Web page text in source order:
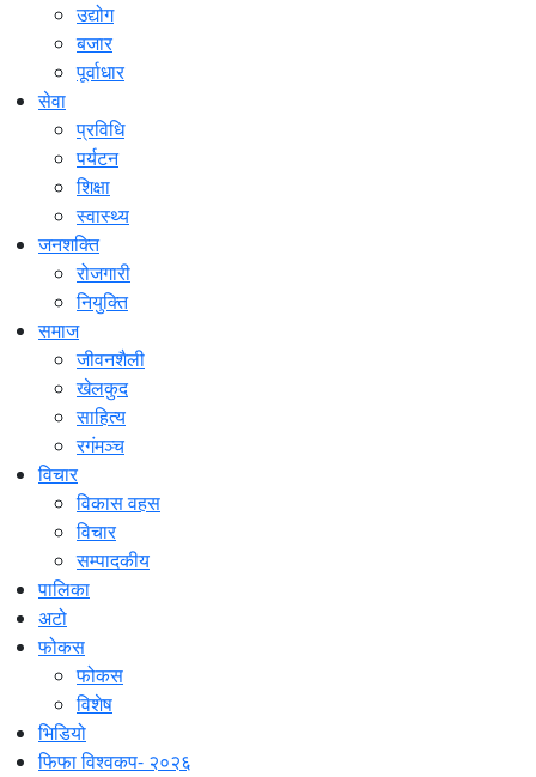
उद्योग
बजार
पूर्वाधार
सेवा
प्रविधि
पर्यटन
शिक्षा
स्वास्थ्य
जनशक्ति
रोजगारी
नियुक्ति
समाज
जीवनशैली
खेलकुद
साहित्य
रगंमञ्च
विचार
विकास वहस
विचार
सम्पादकीय
पालिका
अटो
फोकस
फोकस
विशेष
भिडियो
फिफा विश्वकप- २०२६